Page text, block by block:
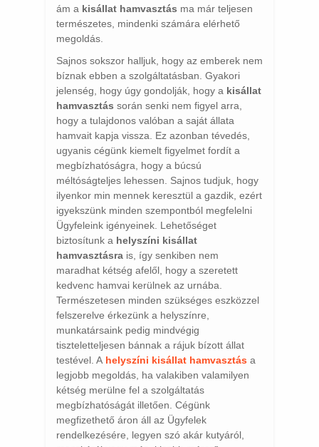
ám a kisállat hamvasztás ma már teljesen
természetes, mindenki számára elérhető
megoldás.
Sajnos sokszor halljuk, hogy az emberek nem
bíznak ebben a szolgáltatásban. Gyakori
jelenség, hogy úgy gondolják, hogy a kisállat
hamvasztás során senki nem figyel arra,
hogy a tulajdonos valóban a saját állata
hamvait kapja vissza. Ez azonban tévedés,
ugyanis cégünk kiemelt figyelmet fordít a
megbízhatóságra, hogy a búcsú
méltóságteljes lehessen. Sajnos tudjuk, hogy
ilyenkor min mennek keresztül a gazdik, ezért
igyekszünk minden szempontból megfelelni
Ügyfeleink igényeinek. Lehetőséget
biztosítunk a helyszíni kisállat
hamvasztásra is, így senkiben nem
maradhat kétség afelől, hogy a szeretett
kedvenc hamvai kerülnek az urnába.
Természetesen minden szükséges eszközzel
felszerelve érkezünk a helyszínre,
munkatársaink pedig mindvégig
tiszteletteljesen bánnak a rájuk bízott állat
testével. A helyszíni kisállat hamvasztás a
legjobb megoldás, ha valakiben valamilyen
kétség merülne fel a szolgáltatás
megbízhatóságát illetően. Cégünk
megfizethető áron áll az Ügyfelek
rendelkezésére, legyen szó akár kutyáról,